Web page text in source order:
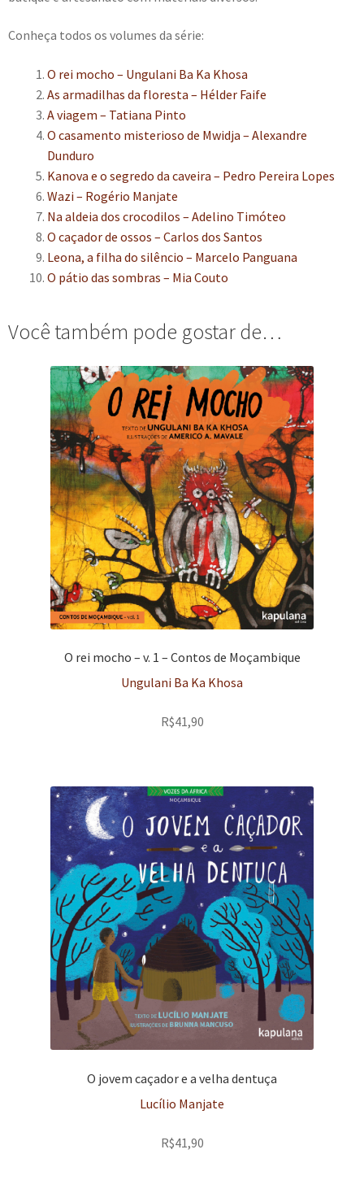
Conheça todos os volumes da série:
O rei mocho – Ungulani Ba Ka Khosa
As armadilhas da floresta – Hélder Faife
A viagem – Tatiana Pinto
O casamento misterioso de Mwidja – Alexandre
Dunduro
Kanova e o segredo da caveira – Pedro Pereira Lopes
Wazi – Rogério Manjate
Na aldeia dos crocodilos – Adelino Timóteo
O caçador de ossos – Carlos dos Santos
Leona, a filha do silêncio – Marcelo Panguana
O pátio das sombras – Mia Couto
Você também pode gostar de…
O rei mocho – v. 1 – Contos de Moçambique
Ungulani Ba Ka Khosa
R$41,90
O jovem caçador e a velha dentuça
Lucílio Manjate
R$41,90